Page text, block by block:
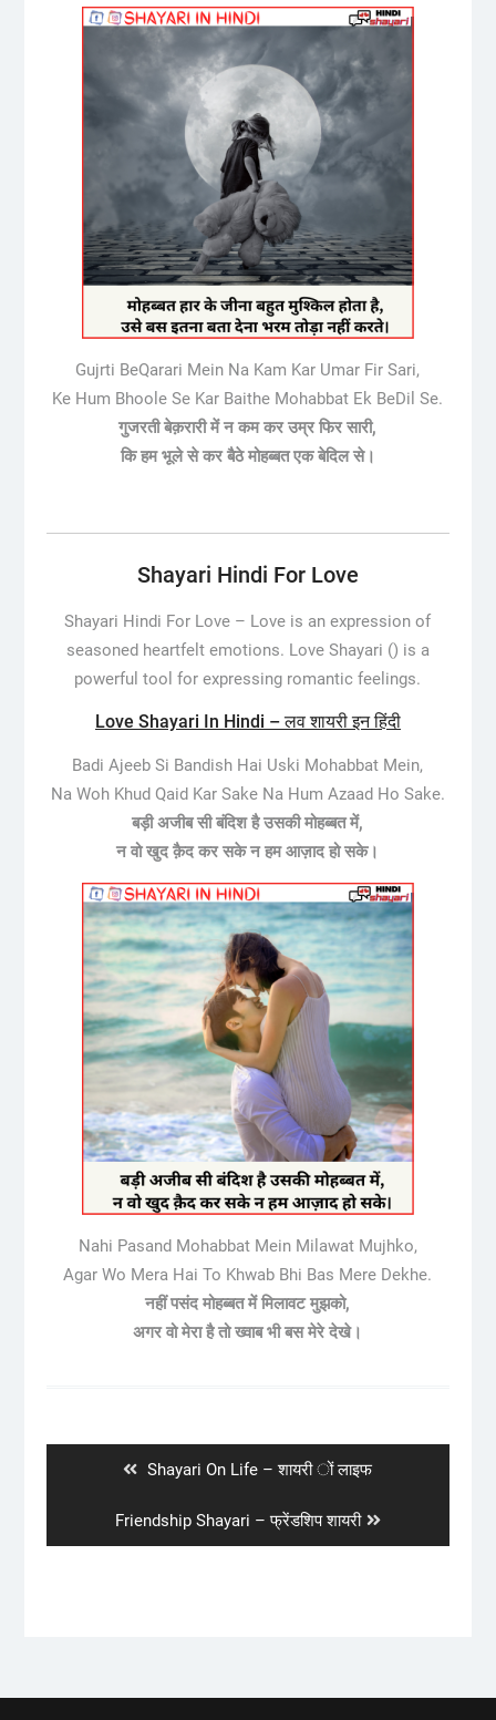
Gujrti BeQarari Mein Na Kam Kar Umar Fir Sari,
Ke Hum Bhoole Se Kar Baithe Mohabbat Ek BeDil Se.
गुजरती बेक़रारी में न कम कर उम्र फिर सारी,
कि हम भूले से कर बैठे मोहब्बत एक बेदिल से।
Shayari Hindi For Love
Shayari Hindi For Love – Love is an expression of
seasoned heartfelt emotions. Love Shayari () is a
powerful tool for expressing romantic feelings.
Love Shayari In Hindi – लव शायरी इन हिंदी
Badi Ajeeb Si Bandish Hai Uski Mohabbat Mein,
Na Woh Khud Qaid Kar Sake Na Hum Azaad Ho Sake.
बड़ी अजीब सी बंदिश है उसकी मोहब्बत में,
न वो खुद क़ैद कर सके न हम आज़ाद हो सके।
Nahi Pasand Mohabbat Mein Milawat Mujhko,
Agar Wo Mera Hai To Khwab Bhi Bas Mere Dekhe.
नहीं पसंद मोहब्बत में मिलावट मुझको,
अगर वो मेरा है तो ख्वाब भी बस मेरे देखे।
Previous
Shayari On Life – शायरी ों लाइफ
Next
post:
Friendship Shayari – फ्रेंडशिप शायरी